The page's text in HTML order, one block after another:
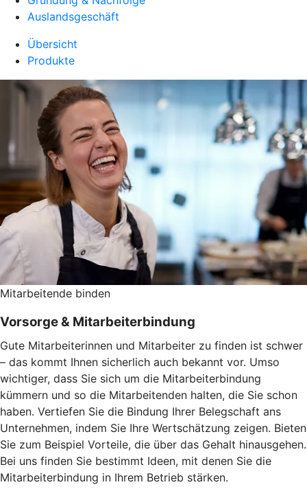
Auslandsgeschäft
Übersicht
Produkte
Mitarbeitende binden
Vorsorge & Mitarbeiterbindung
Gute Mitarbeiterinnen und Mitarbeiter zu finden ist schwer
– das kommt Ihnen sicherlich auch bekannt vor. Umso
wichtiger, dass Sie sich um die Mitarbeiterbindung
kümmern und so die Mitarbeitenden halten, die Sie schon
haben. Vertiefen Sie die Bindung Ihrer Belegschaft ans
Unternehmen, indem Sie Ihre Wertschätzung zeigen. Bieten
Sie zum Beispiel Vorteile, die über das Gehalt hinausgehen.
Bei uns finden Sie bestimmt Ideen, mit denen Sie die
Mitarbeiterbindung in Ihrem Betrieb stärken.